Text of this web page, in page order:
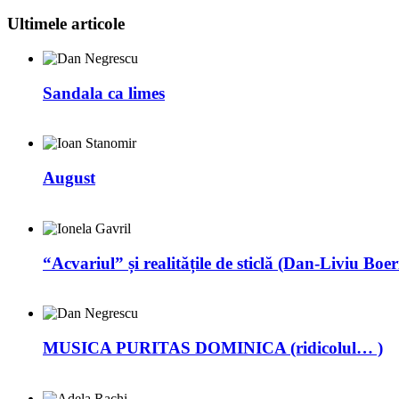
Ultimele articole
Sandala ca limes
August
“Acvariul” și realitățile de sticlă (Dan-Liviu
MUSICA PURITAS DOMINICA (ridicolul… )